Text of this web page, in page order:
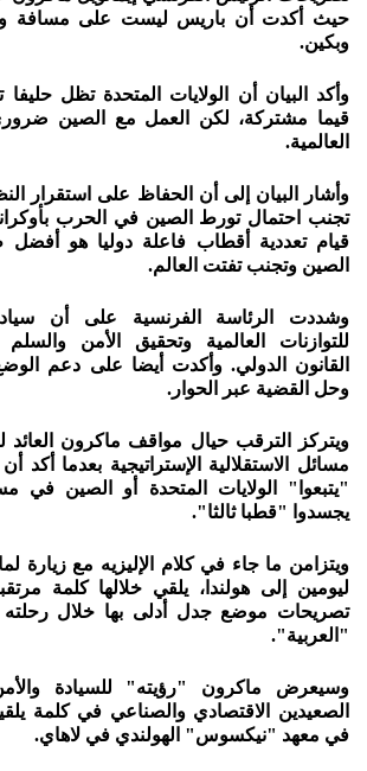
حيث أكدت أن باريس ليست على مسافة
وبكين.
وأكد البيان أن الولايات المتحدة تظل
قيما مشتركة، لكن العمل مع الصين
العالمية.
وأشار البيان إلى أن ‏الحفاظ على استقرار
تجنب احتمال تورط الصين في الحرب
قيام تعددية أقطاب فاعلة دوليا هو أفضل
الصين وتجنب تفتت العالم.
وشددت الرئاسة الفرنسية على أن
للتوازنات العالمية وتحقيق الأمن والسلم
القانون الدولي. وأكدت أيضا على دعم
وحل القضية عبر الحوار.
ويتركز الترقب حيال مواقف ماكرون العائد
مسائل الاستقلالية الإستراتيجية بعدما أكد
"يتبعوا" الولايات المتحدة أو الصين في
يجسدوا "قطبا ثالثا".
ويتزامن ما جاء في كلام الإليزيه مع زيارة
ليومين إلى هولندا، يلقي خلالها كلمة
تصريحات موضع جدل أدلى بها خلال
"العربية".
وسيعرض ماكرون "رؤيته" للسيادة
الصعيدين الاقتصادي والصناعي في كلمة
في معهد "نيكسوس" الهولندي في لاهاي.